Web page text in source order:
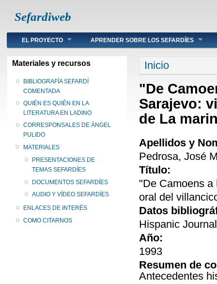
Sefardiweb
Main menu
EL PROYECTO APRENDER SOBRE LOS SEFARDÍES
Materiales y recursos
BIBLIOGRAFÍA SEFARDÍ
COMENTADA
QUIÉN ES QUIÉN EN LA
LITERATURA EN LADINO
CORRESPONSALES DE ÁNGEL
PULIDO
MATERIALES
PRESENTACIONES DE
TEMAS SEFARDÍES
DOCUMENTOS SEFARDÍES
AUDIO Y VÍDEO SEFARDÍES
ENLACES DE INTERÉS
COMO CITARNOS
Se encuentra
Inicio
"De
Sarajevo:
de La
Apellidos y
Pedrosa, José
Título:
"De Camoens
oral del
Datos
Hispanic
Año:
1993
Resumen de
Antecedentes